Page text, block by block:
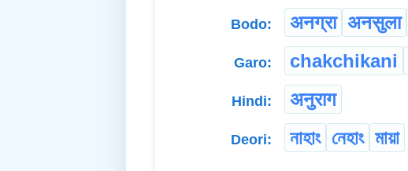
Bodo: अनग्रा अनसुला
Garo: chakchikani
Hindi: अनुराग
Deori: নাহাং নেহাং মায়া